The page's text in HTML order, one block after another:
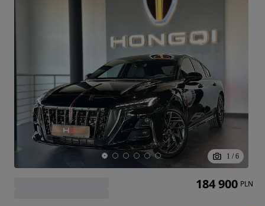
1 / 6
184 900 PLN